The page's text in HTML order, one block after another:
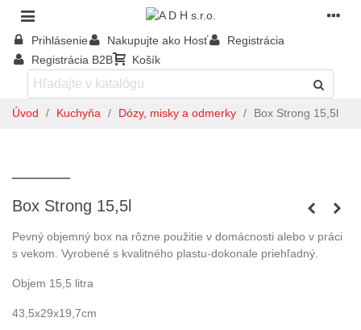
Prihlásenie Nakupujte ako Hosť
Registrácia
Registrácia B2B
Košík
Úvod / Kuchyňa / Dózy, misky a odmerky / Box Strong 15,5l
Box Strong 15,5l
Pevný objemný box na rôzne použitie v domácnosti alebo v práci
s vekom. Vyrobené s kvalitného plastu-dokonale priehľadný.
Objem 15,5 litra
43,5x29x19,7cm